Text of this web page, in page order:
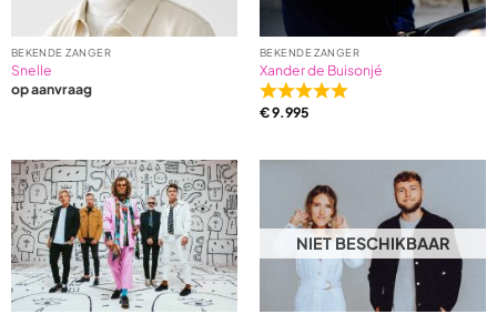
BEKENDE ZANGER
Snelle
op aanvraag
BEKENDE ZANGER
Xander de Buisonjé
Rated
5,0
of
based
on
2
ratings
€9.995
NIET BESCHIKBAAR